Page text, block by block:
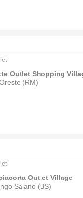
Outlet Shopping
(RM)
Outlet Village
Saiano (BS)